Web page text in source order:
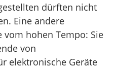
dürften nicht
Eine andere
hohen Tempo: Sie
von
elektronische Geräte